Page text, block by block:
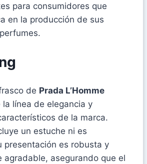
para consumidores que
en la producción de sus
de Prada L’Homme
la línea de elegancia y
de la marca.
un estuche ni es
presentación es robusta y
agradable, asegurando que el